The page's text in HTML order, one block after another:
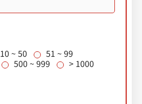
10 ~ 50
51 ~ 99
500 ~ 999
> 1000